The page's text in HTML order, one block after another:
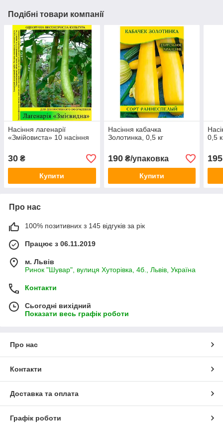
Подібні товари компанії
Насіння лагенарії
«Змійовиста» 10 насіння
30 ₴
Купити
Насіння кабачка
Золотинка, 0,5 кг
190₴/упаковка
Купити
0,5
195
Про нас
100% позитивних з 145 відгуків за рік
Працює з 06.11.2019
м. Львів
Ринок "Шувар", вулиця Хуторівка, 4б., Львів, Україна
Контакти
Сьогодні вихідний
Показати весь графік роботи
Про нас
Контакти
Доставка та оплата
Графік роботи